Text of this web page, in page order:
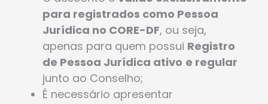
para registrados como Pessoa
Jurídica no CORE-DF, ou seja,
apenas para quem possui Registro
de Pessoa Jurídica ativo e regular
junto ao Conselho;
É necessário apresentar